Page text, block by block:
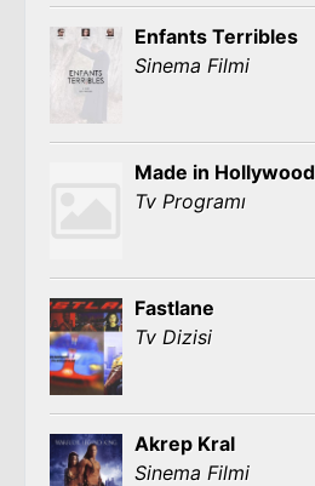
Enfants Terribles
Sinema Filmi
Made in Hollywood
Tv Programı
Fastlane
Tv Dizisi
Akrep Kral
Sinema Filmi